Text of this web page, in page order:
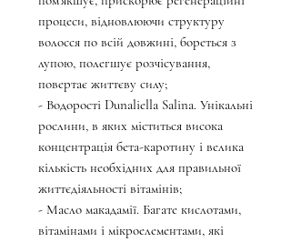
процеси, відновлюючи структуру
волосся по всій довжині, бореться з
лупою, полегшує розчісування,
повертає життєву силу;
- Водорості Dunaliella Salina. Унікальні
рослини, в яких міститься висока
концентрація бета-каротину і велика
кількість необхідних для правильної
життєдіяльності вітамінів;
- Масло макадамії. Багате кислотами,
вітамінами і мікроелементами, які